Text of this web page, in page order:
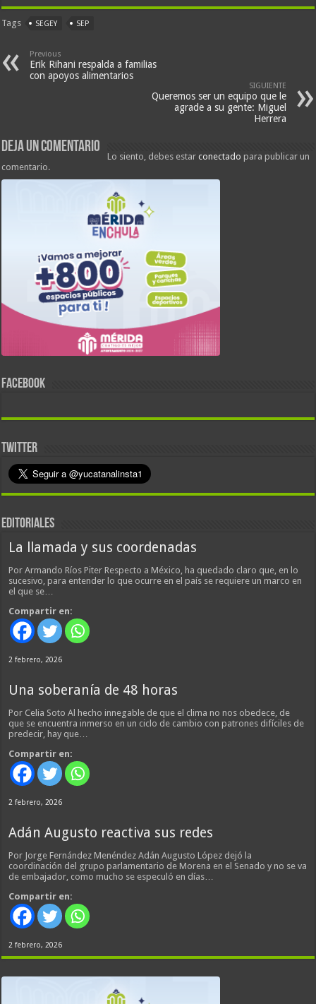
Tags SEGEY SEP
Previous
Erik Rihani respalda a familias
con apoyos alimentarios
SIGUIENTE
Queremos ser un equipo que le
agrade a su gente: Miguel
Herrera
Deja un comentario
Lo siento, debes estarconectado para publicar un
comentario.
FACEBOOK
TWITTER
EDITORIALES
La llamada y sus coordenadas
Por Armando Ríos Piter Respecto a México, ha quedado claro que, en lo
sucesivo, para entender lo que ocurre en el país se requiere un marco en
el que se…
Compartir en:
2 febrero, 2026
Una soberanía de 48 horas
Por Celia Soto Al hecho innegable de que el clima no nos obedece, de
que se encuentra inmerso en un ciclo de cambio con patrones difíciles de
predecir, hay que…
Compartir en:
2 febrero, 2026
Adán Augusto reactiva sus redes
Por Jorge Fernández Menéndez Adán Augusto López dejó la
coordinación del grupo parlamentario de Morena en el Senado y no se va
de embajador, como mucho se especuló en días…
Compartir en:
2 febrero, 2026